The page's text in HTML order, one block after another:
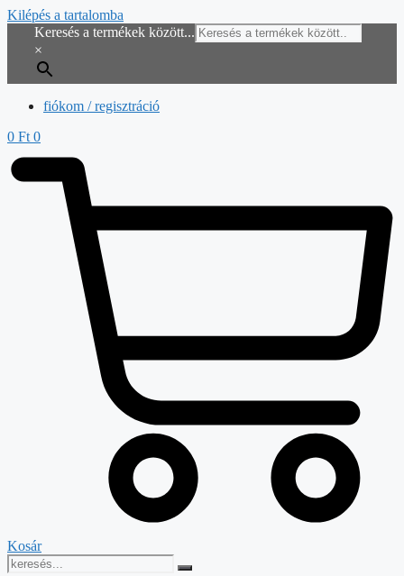
Kilépés a tartalomba
Keresés a termékek között...
×
fiókom / regisztráció
0 Ft 0
Kosár